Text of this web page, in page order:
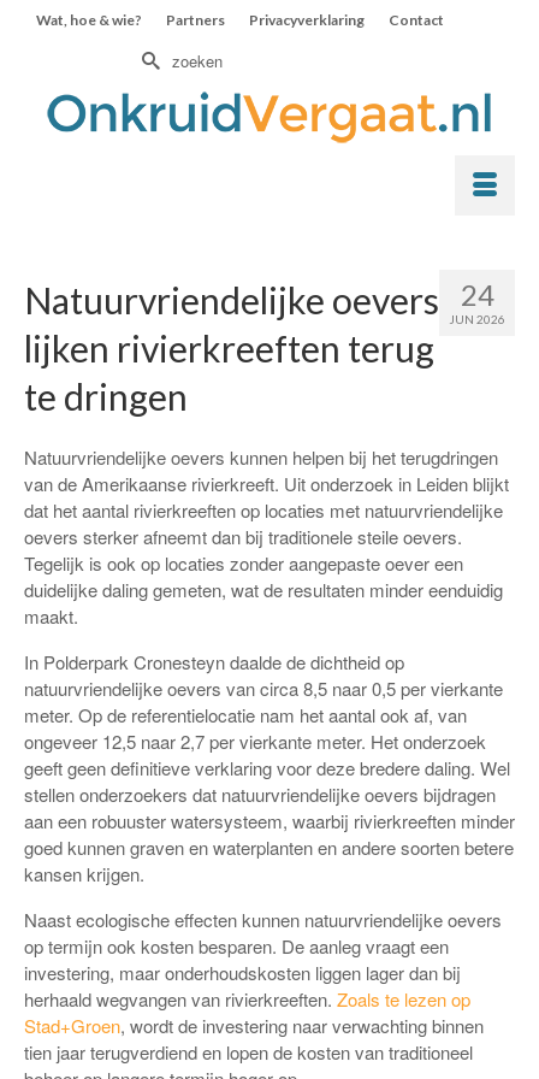
Wat, hoe & wie? Partners Privacyverklaring Contact
Zoek
24
JUN 2026
Natuurvriendelijke oevers
lijken rivierkreeften terug
te dringen
Natuurvriendelijke oevers kunnen helpen bij het terugdringen
van de Amerikaanse rivierkreeft. Uit onderzoek in Leiden blijkt
dat het aantal rivierkreeften op locaties met natuurvriendelijke
oevers sterker afneemt dan bij traditionele steile oevers.
Tegelijk is ook op locaties zonder aangepaste oever een
duidelijke daling gemeten, wat de resultaten minder eenduidig
maakt.
In Polderpark Cronesteyn daalde de dichtheid op
natuurvriendelijke oevers van circa 8,5 naar 0,5 per vierkante
meter. Op de referentielocatie nam het aantal ook af, van
ongeveer 12,5 naar 2,7 per vierkante meter. Het onderzoek
geeft geen definitieve verklaring voor deze bredere daling. Wel
stellen onderzoekers dat natuurvriendelijke oevers bijdragen
aan een robuuster watersysteem, waarbij rivierkreeften minder
goed kunnen graven en waterplanten en andere soorten betere
kansen krijgen.
Naast ecologische effecten kunnen natuurvriendelijke oevers
op termijn ook kosten besparen. De aanleg vraagt een
investering, maar onderhoudskosten liggen lager dan bij
herhaald wegvangen van rivierkreeften. Zoals te lezen op
Stad+Groen, wordt de investering naar verwachting binnen
tien jaar terugverdiend en lopen de kosten van traditioneel